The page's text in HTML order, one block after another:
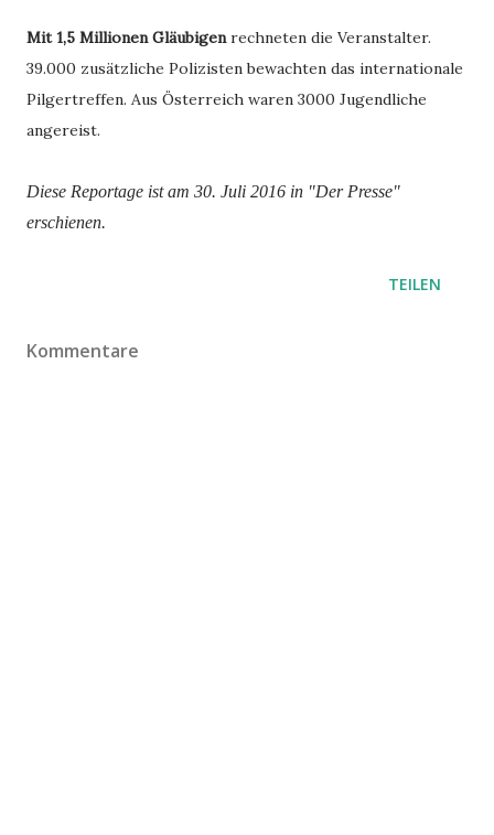
Mit 1,5 Millionen Gläubigenrechneten die Veranstalter.
39.000 zusätzliche Polizisten bewachten das internationale
Pilgertreffen. Aus Österreich waren 3000 Jugendliche
angereist.
Diese Reportage ist am 30. Juli 2016 in "Der Presse"
erschienen.
TEILEN
Kommentare